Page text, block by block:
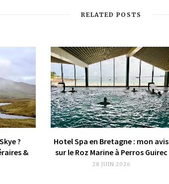
RELATED POSTS
?
&
Hotel Spa en Bretagne : mon avis
sur le Roz Marine à Perros Guirec
28 JUIN 2026